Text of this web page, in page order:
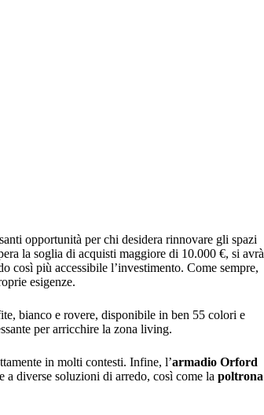
opportunità per chi desidera rinnovare gli spazi
la soglia di acquisti maggiore di 10.000 €, si avrà
così più accessibile l’investimento. Come sempre,
esigenze.
bianco e rovere, disponibile in ben 55 colori e
per arricchire la zona living.
in molti contesti. Infine, l’armadio Orford
a diverse soluzioni di arredo, così come la poltrona